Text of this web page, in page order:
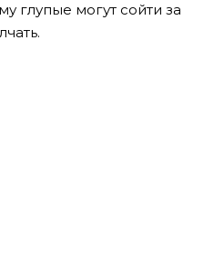
глупые могут сойти за